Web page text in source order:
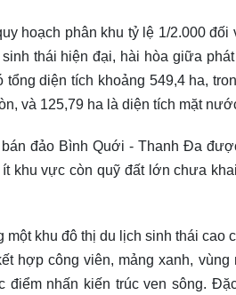
hoạch phân khu tỷ lệ 1/2.000
thái hiện đại, hài hòa giữa
diện tích khoảng 549,4 ha,
và 125,79 ha là diện tích mặt
đảo Bình Quới - Thanh Đa
khu vực còn quỹ đất lớn chưa
khu đô thị du lịch sinh thái cao
hợp công viên, mảng xanh,
nhấn kiến trúc ven sông.